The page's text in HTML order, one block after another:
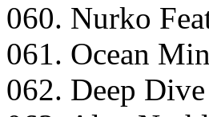
060. Nurkо
061. Oсеаn
062. Dеер